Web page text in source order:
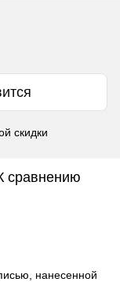
скидки
сравнению
нанесенной